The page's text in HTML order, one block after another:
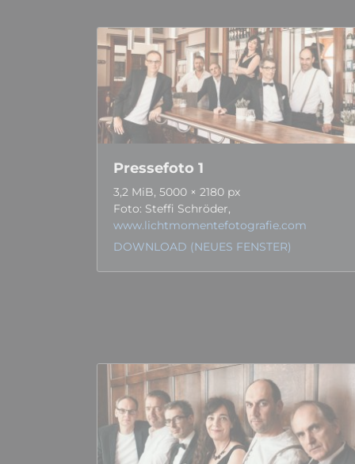
Pressefoto 1
3,2 MiB, 5000 × 2180 px
Foto: Steffi Schröder,
www.lichtmomentefotografie.com
DOWNLOAD (NEUES FENSTER)